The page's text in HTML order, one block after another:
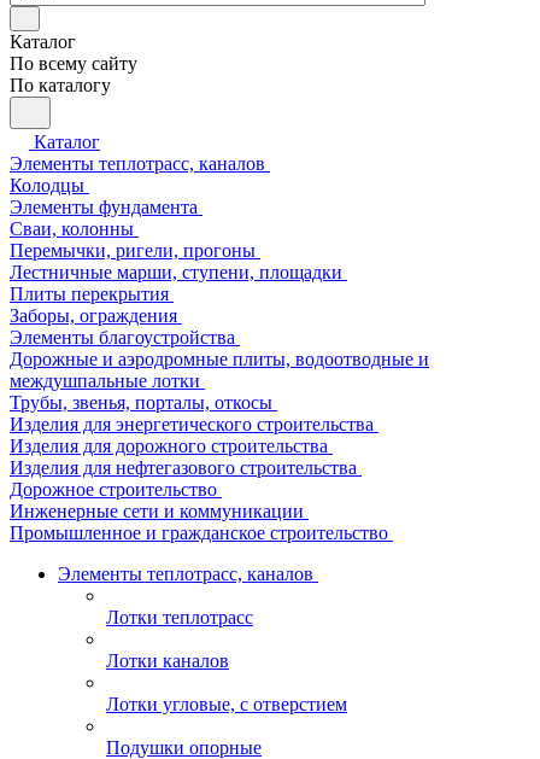
Каталог
По всему сайту
По каталогу
Каталог
Элементы теплотрасс, каналов
Колодцы
Элементы фундамента
Сваи, колонны
Перемычки, ригели, прогоны
Лестничные марши, ступени, площадки
Плиты перекрытия
Заборы, ограждения
Элементы благоустройства
Дорожные и аэродромные плиты, водоотводные и
междушпальные лотки
Трубы, звенья, порталы, откосы
Изделия для энергетического строительства
Изделия для дорожного строительства
Изделия для нефтегазового строительства
Дорожное строительство
Инженерные сети и коммуникации
Промышленное и гражданское строительство
Элементы теплотрасс, каналов
Лотки теплотрасс
Лотки каналов
Лотки угловые, с отверстием
Подушки опорные